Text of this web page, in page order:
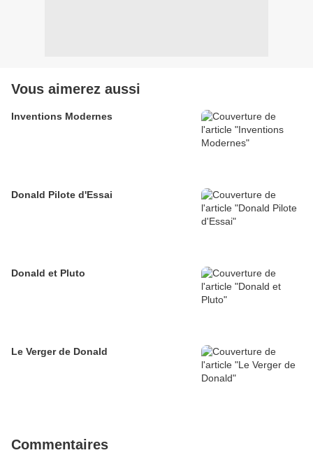
Vous aimerez aussi
Inventions Modernes
Donald Pilote d'Essai
Donald et Pluto
Le Verger de Donald
Commentaires